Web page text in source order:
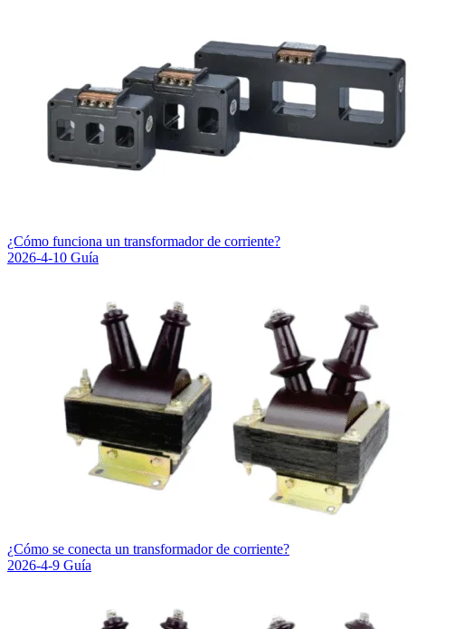
¿Cómo funciona un transformador de corriente?
2026-4-10 Guía
¿Cómo se conecta un transformador de corriente?
2026-4-9 Guía